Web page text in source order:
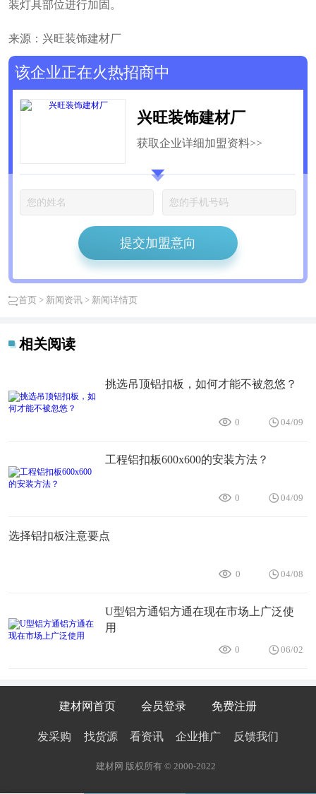
装灯具部位进行加固。
来源：兴旺装饰建材厂
该企业正在火热招商中
兴旺装饰建材厂
获取企业详细加盟资料>>
提交加盟意向
首页> 新闻资讯> 新闻详情页
相关阅读
挑选吊顶铝扣板，如何才能不被忽悠？
0 04/09
工程铝扣板600x600的安装方法？
0 04/09
选择铝扣板注意要点
0 04/08
U型铝方通铝方通在现在市场上广泛使
用
0 06/02
建材网首页 会员登录 免费注册
发采购 找货源 看资讯 企业推广 反馈我们
建材网 版权所有 © 2000-2022